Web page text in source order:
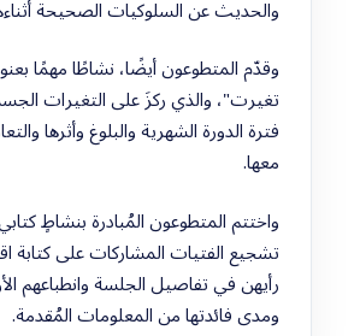
والحديث عن السلوكيات الصحيحة
وقدّم المتطوعون أيضًا، نشاطًا مهمًا
تغيرت"، والذي ركزَ على التغيرات
فترة الدورة الشهرية والبلوغ وأثرها
معها.
واختتم المتطوعون المُبادرة بنشاطٍ
تشجيع الفتيات المشاركات على كتابة
رأيهن في تفاصيل الجلسة وانطباعهم
ومدى فائدتها من المعلومات المُقدمة.